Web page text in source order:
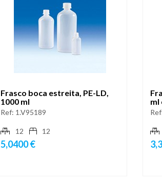
Frasco boca estreita, PE-LD,
1000 ml
Ref: 1.V95189
12 12
5,0400 €
ml